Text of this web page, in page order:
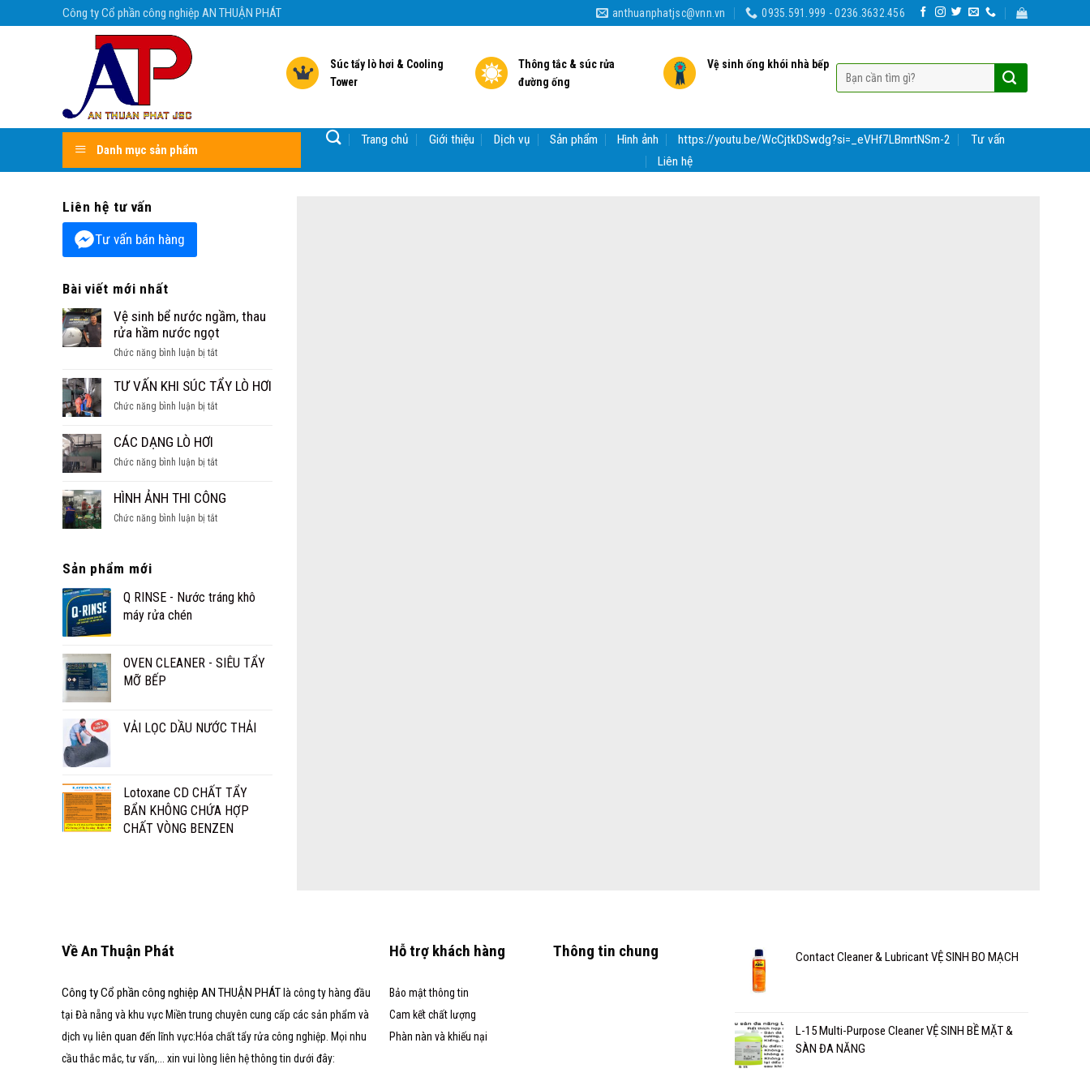
Công ty Cổ phần công nghiệp AN THUẬN PHÁT anthuanphatjsc@vnn.vn 0935.591.999 - 0236.3632.456
Súc tẩy lò hơi & Cooling
Tower
Thông tắc & súc rửa
đường ống
Vệ sinh ống khói nhà bếp
Danh mục sản phẩm
Trang chủ Giới thiệu Dịch vụ Sản phẩm Hình ảnh https://youtu.be/WcCjtkDSwdg?si=_eVHf7LBmrtNSm-2
Tư vấn
Liên hệ
Liên hệ tư vấn
Tư vấn bán hàng
Bài viết mới nhất
Vệ sinh bể nước ngầm, thau
rửa hầm nước ngọt
Chức năng bình luận bị tắtở
sinh
rửa
nước
ngọt
TƯ VẤN KHI SÚC TẨY LÒ HƠI
Chức năng bình luận bị tắtở
SÚC
LÒ
HƠI
CÁC DẠNG LÒ HƠI
Chức năng bình luận bị tắtở
DẠNG
HƠI
HÌNH ẢNH THI CÔNG
Chức năng bình luận bị tắtở
Sản phẩm mới
Q RINSE - Nước tráng khô
máy rửa chén
OVEN CLEANER - SIÊU TẨY
MỠ BẾP
VẢI LỌC DẦU NƯỚC THẢI
Lotoxane CD CHẤT TẨY
BẨN KHÔNG CHỨA HỢP
CHẤT VÒNG BENZEN
Về An Thuận Phát
Công ty Cổ phần công nghiệp AN THUẬN PHÁTlà công ty hàng đầu
tại Đà nẵng và khu vực Miền trung chuyên cung cấp các sản phẩm và
dịch vụ liên quan đến lĩnh vực:Hóa chất tẩy rửa công nghiệp. Mọi nhu
cầu thắc mắc, tư vấn,... xin vui lòng liên hệ thông tin dưới đây:
Hỗ trợ khách hàng
Bảo mật thông tin
Cam kết chất lượng
Phàn nàn và khiếu nại
Thông tin chung Contact Cleaner & Lubricant VỆ SINH BO MẠCH
L-15 Multi-Purpose Cleaner VỆ SINH BỀ MẶT &
SÀN ĐA NĂNG